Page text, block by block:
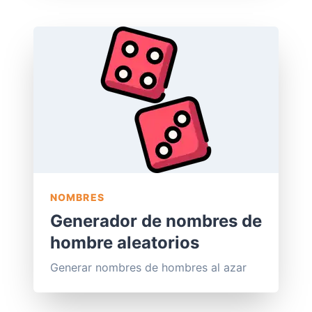
NOMBRES
Generador de nombres de
hombre aleatorios
Generar nombres de hombres al azar